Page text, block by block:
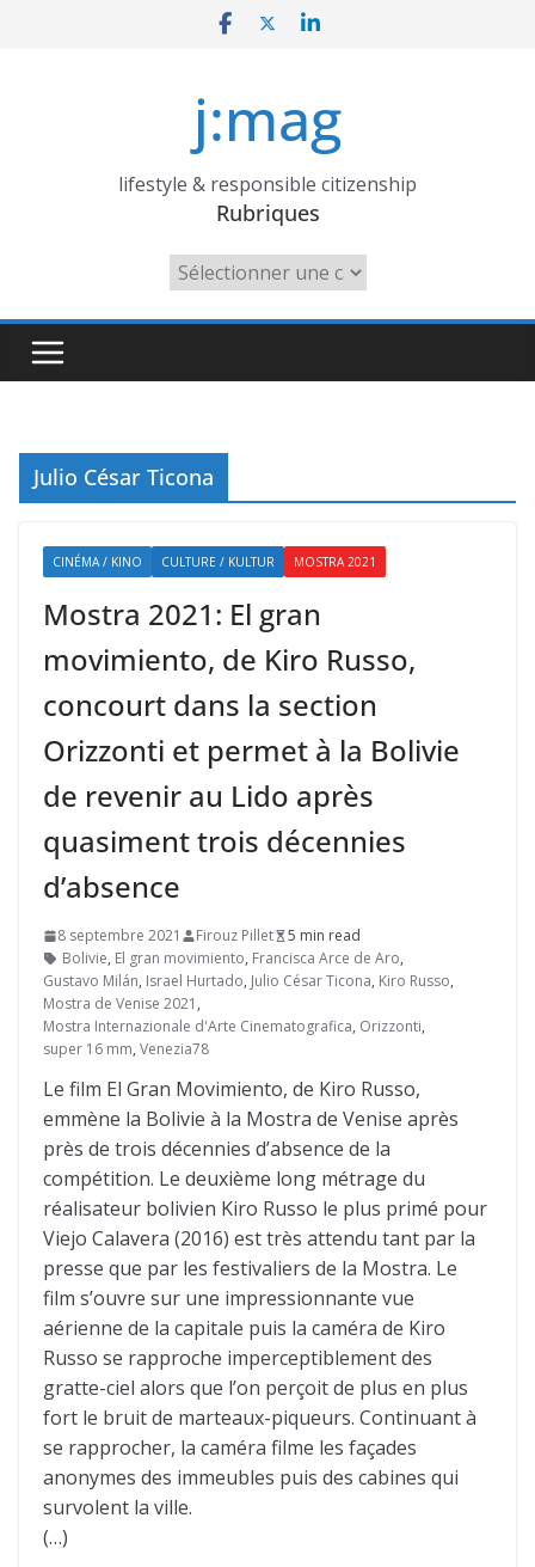
j:mag
lifestyle & responsible citizenship
Rubriques
Rubriques
Julio César Ticona
CINÉMA / KINO CULTURE / KULTUR MOSTRA 2021
Mostra 2021: El gran
movimiento, de Kiro Russo,
concourt dans la section
Orizzonti et permet à la Bolivie
de revenir au Lido après
quasiment trois décennies
d’absence
8 septembre 2021 Firouz Pillet
5 min read
Bolivie, El gran movimiento, Francisca Arce de Aro,
Gustavo Milán, Israel Hurtado, Julio César Ticona, Kiro Russo,
Mostra de Venise 2021 ,
Mostra Internazionale d'Arte Cinematografica, Orizzonti,
super 16 mm, Venezia78
Le film El Gran Movimiento, de Kiro Russo,
emmène la Bolivie à la Mostra de Venise après
près de trois décennies d’absence de la
compétition. Le deuxième long métrage du
réalisateur bolivien Kiro Russo le plus primé pour
Viejo Calavera (2016) est très attendu tant par la
presse que par les festivaliers de la Mostra. Le
film s’ouvre sur une impressionnante vue
aérienne de la capitale puis la caméra de Kiro
Russo se rapproche imperceptiblement des
gratte-ciel alors que l’on perçoit de plus en plus
fort le bruit de marteaux-piqueurs. Continuant à
se rapprocher, la caméra filme les façades
anonymes des immeubles puis des cabines qui
survolent la ville.
(…)